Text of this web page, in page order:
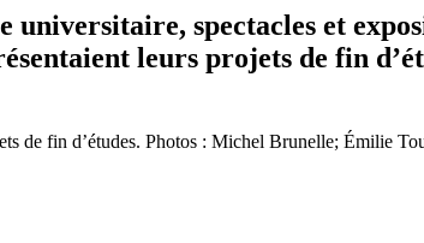
spectacles et
leurs projets de fin
de fin d’études. Photos : Michel Brunelle; Émilie